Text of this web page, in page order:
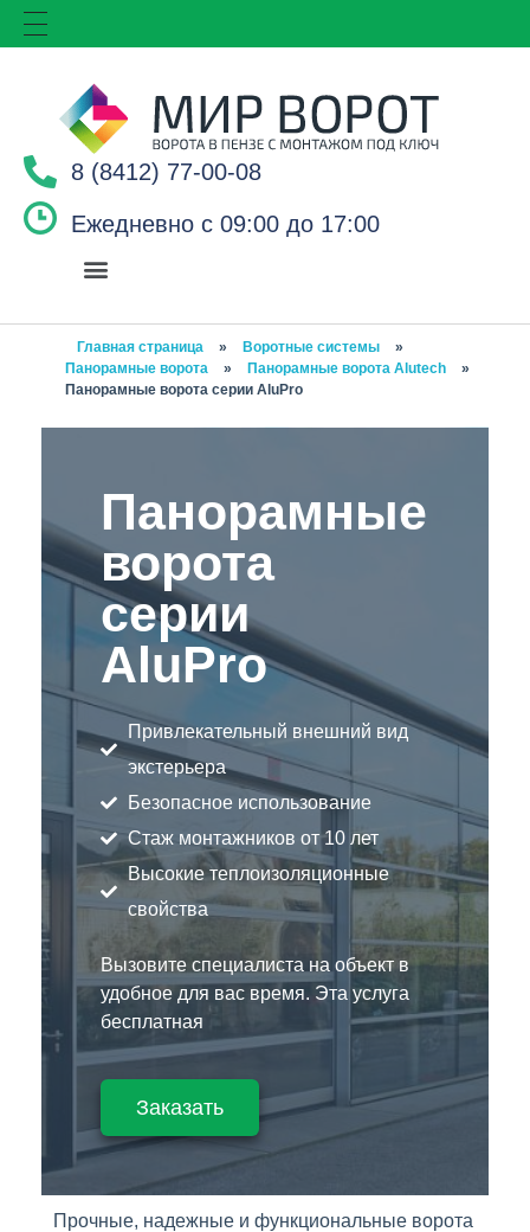
8 (8412) 77-00-08
Ежедневно с 09:00 до 17:00
Главная страница » Воротные системы
»
Панорамные ворота
» Панорамные ворота Alutech
»
Панорамные ворота серии AluPro
Панорамные
ворота
серии
AluPro
Привлекательный внешний вид
экстерьера
Безопасное использование
Стаж монтажников от 10 лет
Высокие теплоизоляционные
свойства
Вызовите специалиста на объект в
удобное для вас время. Эта услуга
бесплатная
Заказать
Прочные, надежные и функциональные ворота